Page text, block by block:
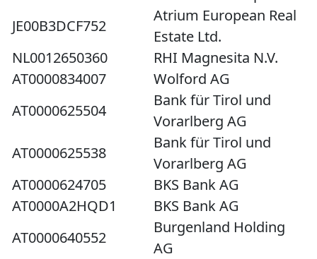
JE00B3DCF752
Atrium European Real
Estate Ltd.
NL0012650360
RHI Magnesita N.V.
AT0000834007
Wolford AG
AT0000625504
Bank für Tirol und
Vorarlberg AG
AT0000625538
Bank für Tirol und
Vorarlberg AG
AT0000624705
BKS Bank AG
AT0000A2HQD1
BKS Bank AG
AT0000640552
Burgenland Holding
AG